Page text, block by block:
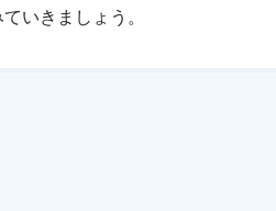
いきましょう。